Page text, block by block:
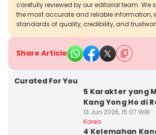
carefully reviewed by our editorial team. We
the most accurate and reliable information,
standards of quality, credibility, and
Share Article
Curated For You
5 Karakter yang
Kang Yong Ho di
13 Jun 2026, 15:07 WIB
Korea
4 Kelemahan